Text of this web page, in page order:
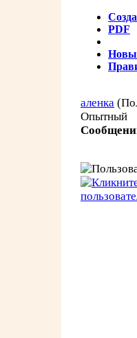
PDF
аленка
Опытный